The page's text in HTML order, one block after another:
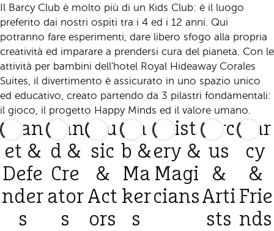
Il Barcy Club è molto più di un Kids Club: è il luogo
preferito dai nostri ospiti tra i 4 ed i 12 anni. Qui
potranno fare esperimenti, dare libero sfogo alla propria
creatività ed imparare a prendersi cura del pianeta. Con le
attività per bambini dell'hotel Royal Hideaway Corales
Suites, il divertimento è assicurato in uno spazio unico
ed educativo, creato partendo da 3 pilastri fondamentali:
il gioco, il progetto Happy Minds ed il valore umano.
Plan
et &
Defe
nder
s
Han
d &
Cre
ator
s
Mu
sic
&
Act
ors
La
b &
Ma
ker
s
Mist
ery &
Magi
cians
Circ
us
&
Arti
sts
Bar
cy
&
Frie
nds